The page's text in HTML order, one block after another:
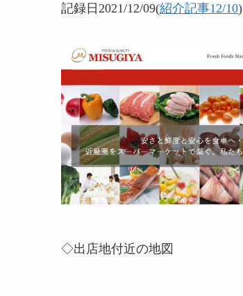
記録日2021/12/09(紹介記事12/10)
◇出店地付近の地図